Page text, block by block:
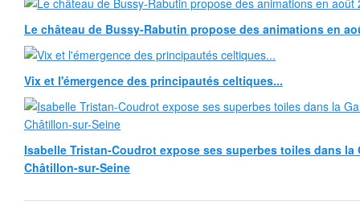
Le château de Bussy-Rabutin propose des animations en
Vix et l'émergence des principautés celtiques...
Isabelle Tristan-Coudrot expose ses superbes toiles dans la
Châtillon-sur-Seine